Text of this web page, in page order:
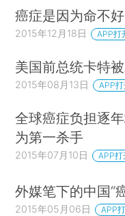
癌症是因为命不
2015年12月18日 APP打
美国前总统卡特
2015年08月13日 APP
全球癌症负担逐
为第一杀手
2015年07月10日 APP打
外媒笔下的中国“
2015年05月06日 APP